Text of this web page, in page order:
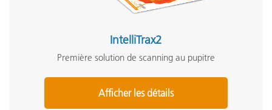
IntelliTrax2
Première solution de scanning au pupitre
Afficher les détails